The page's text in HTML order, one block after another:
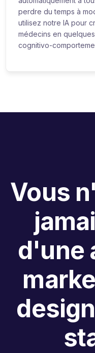
perdre du temps à
utilisez notre IA pour
médecins en
cognitivo-
Vous
d'une